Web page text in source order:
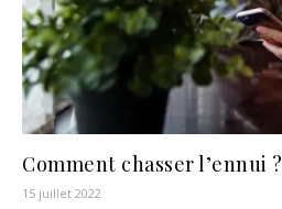
Comment chasser l’ennui ?
15 juillet 2022